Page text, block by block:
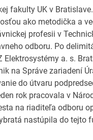
fakulty UK v
ako metodička a
profesii v
odboru. Po
Elektrosystémy a. s.
na Správe zariadení
do útvaru
rok pracovala v
na riaditeľa odboru
nastúpila do tejto